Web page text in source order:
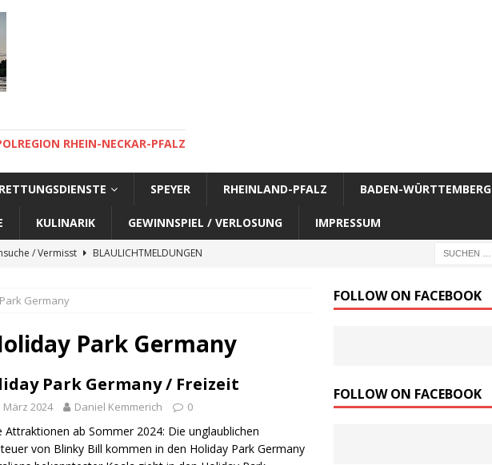
RHEIN-NECKAR-PFALZ
SPEYER RHEINLAND-PFALZ BADEN-WÜRTTEMBERG
KULINARIK GEWINNSPIEL / VERLOSUNG IMPRESSUM
/ Vermisst
BLAULICHTMELDUNGEN
/ Vermisst
/ Vermisst
SPEYER AKTUELL
/ Vermisst
/ Vermisst
BLAULICHTMELDUNGEN
/ Vermisst
BLAULICHTMELDUNGEN
Warnmeldung der Polizei
BLAULICHTMELDUNGEN
Germany
Park Germany
Park Germany / Freizeit
März 2024 Daniel Kemmerich 0
Attraktionen ab Sommer 2024: Die unglaublichen
von Blinky Bill kommen in den Holiday Park Germany
FOLLOW ON FACEBOOK
FOLLOW ON FACEBOOK